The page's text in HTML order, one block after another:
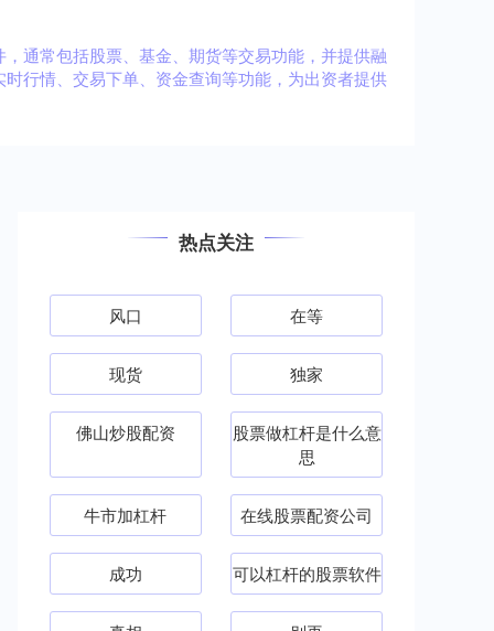
通常包括股票、基金、期货等交易功能，并提供融
行情、交易下单、资金查询等功能，为出资者提供
热点关注
风口 在等
现货 独家
佛山炒股配资
股票做杠杆是什么意
思
牛市加杠杆 在线股票配资公司
成功 可以杠杆的股票软件